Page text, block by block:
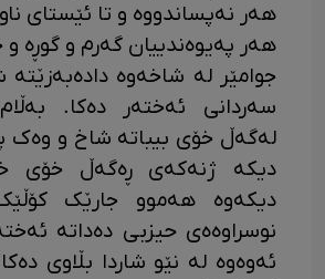
هەر نەپساندووە و تا ئێستای
هەر پەیوەندییان گەرم و گوڕە
جوامێر لە شاخەوە
سەردانی ئەختەر دەکا.
لەگەڵ خۆی بیباتە شاخ و وەک
دیکە ژنەکەی ڕەگەڵ خۆی
دیکەوە هەموو جارێک
نوسراوەەی حیزبی دەداتە
ئەوەوە لە نێو شاردا بڵاوی